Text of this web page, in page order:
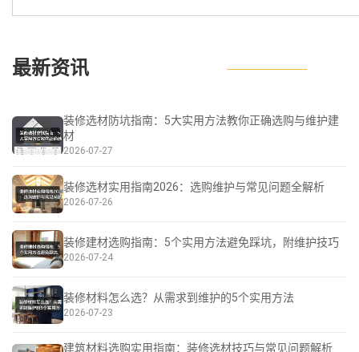
最新资讯
装修选材防坑指南：5大实用方法教你正确选购与维护建
材
2026-07-27
装修选材实用指南2026：选购维护与常见问题全解析
2026-07-26
装修建材选购指南：5个实用方法避免踩坑，附维护技巧
2026-07-24
装修材料怎么选？从需求到维护的5个实用方法
2026-07-23
建筑材料选购实用指南：装修选材技巧与常见问题解析